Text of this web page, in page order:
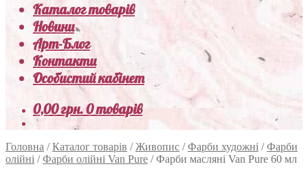
Каталог товарів
Новини
Арт-Блог
Контакти
Особистий кабінет
0,00грн.0 товарів
Головна /Каталог товарів /Живопис /Фарби художні /Фарби
олійні /Фарби олійні Van Pure /Фарби масляні Van Pure 60 мл